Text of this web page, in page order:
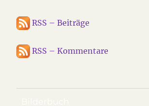
RSS – Beiträge
RSS – Kommentare